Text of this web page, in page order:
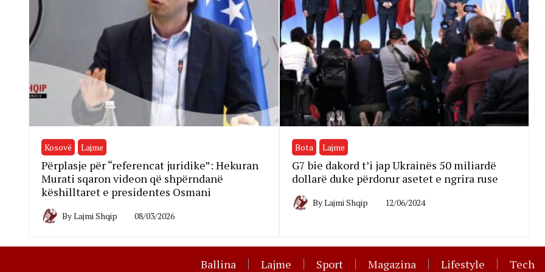
Kosovë Lajme
Përplasje për “referencat juridike”: Hekuran
Murati sqaron videon që shpërndanë
këshilltaret e presidentes Osmani
ByLajmi Shqip 08/03/2026
Bota Lajme
G7 bie dakord t’i jap Ukrainës 50 miliardë
dollarë duke përdorur asetet e ngrira ruse
ByLajmi Shqip 12/06/2024
Ballina Lajme Sport Magazina Lifestyle Tech